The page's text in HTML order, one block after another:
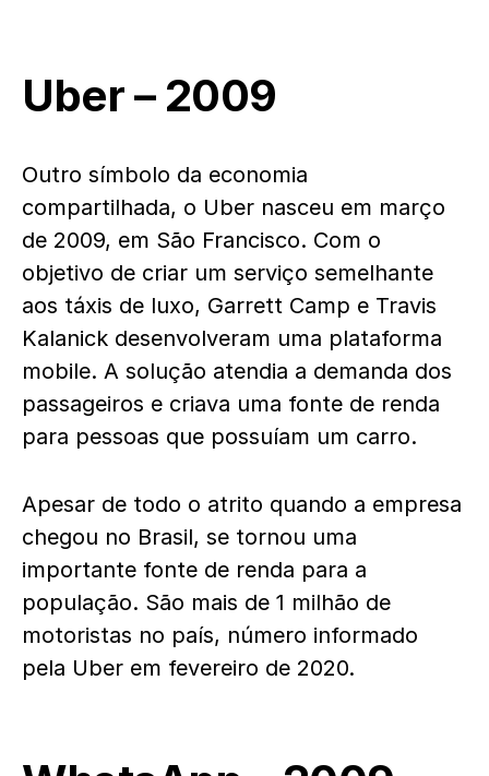
Uber – 2009
Outro símbolo da economia
compartilhada, o Uber nasceu em março
de 2009, em São Francisco. Com o
objetivo de criar um serviço semelhante
aos táxis de luxo, Garrett Camp e Travis
Kalanick desenvolveram uma plataforma
mobile. A solução atendia a demanda dos
passageiros e criava uma fonte de renda
para pessoas que possuíam um carro.
Apesar de todo o atrito quando a empresa
chegou no Brasil, se tornou uma
importante fonte de renda para a
população. São mais de 1 milhão de
motoristas no país, número informado
pela Uber em fevereiro de 2020.